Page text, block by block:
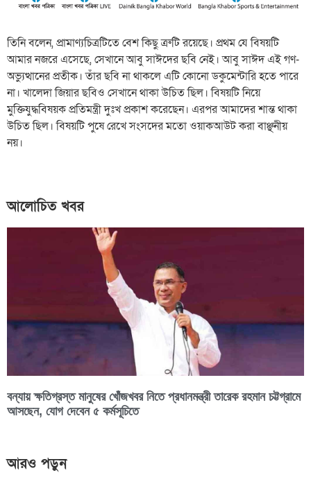
তিনি বলেন, প্রামাণ্যচিত্রটিতে বেশ কিছু ত্রুটি রয়েছে। প্রথম যে বিষয়টি
আমার নজরে এসেছে, সেখানে আবু সাঈদের ছবি নেই। আবু সাঈদ এই গণ-
অভ্যুত্থানের প্রতীক। তাঁর ছবি না থাকলে এটি কোনো ডকুমেন্টারি হতে পারে
না। খালেদা জিয়ার ছবিও সেখানে থাকা উচিত ছিল। বিষয়টি নিয়ে
মুক্তিযুদ্ধবিষয়ক প্রতিমন্ত্রী দুঃখ প্রকাশ করেছেন। এরপর আমাদের শান্ত থাকা
উচিত ছিল। বিষয়টি পুষে রেখে সংসদের মতো ওয়াকআউট করা বাঞ্ছনীয়
নয়।
আলোচিত খবর
বন্যায় ক্ষতিগ্রস্ত মানুষের খোঁজখবর নিতে প্রধানমন্ত্রী তারেক রহমান চট্টগ্রামে
আসছেন, যোগ দেবেন ৫ কর্মসূচিতে
আরও পড়ুন